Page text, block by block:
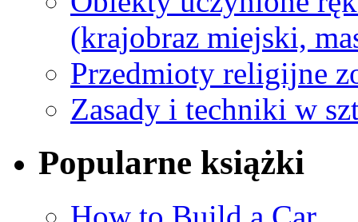
(krajobraz miejski,
Przedmioty religijne
Zasady i techniki w
Popularne książki